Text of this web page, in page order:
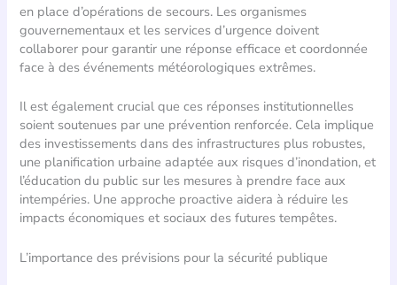
en place d’opérations de secours. Les organismes
gouvernementaux et les services d’urgence doivent
collaborer pour garantir une réponse efficace et coordonnée
face à des événements météorologiques extrêmes.
Il est également crucial que ces réponses institutionnelles
soient soutenues par une prévention renforcée. Cela implique
des investissements dans des infrastructures plus robustes,
une planification urbaine adaptée aux risques d’inondation, et
l’éducation du public sur les mesures à prendre face aux
intempéries. Une approche proactive aidera à réduire les
impacts économiques et sociaux des futures tempêtes.
L’importance des prévisions pour la sécurité publique